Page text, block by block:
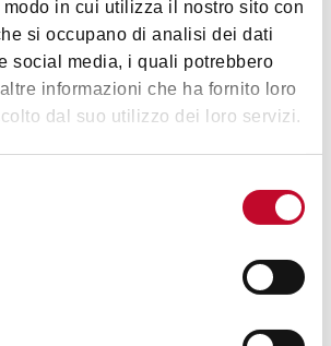
in cui utilizza il nostro sito con
si occupano di analisi dei dati
social media, i quali potrebbero
informazioni che ha fornito loro
dal suo utilizzo dei loro servizi.